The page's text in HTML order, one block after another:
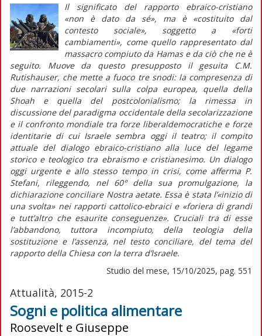
Il significato del rapporto ebraico-cristiano
«non è dato da sé», ma è «costituito dal
contesto sociale», soggetto a «forti
cambiamenti», come quello rappresentato dal
massacro compiuto da Hamas e da ciò che ne è
seguito. Muove da questo presupposto il gesuita C.M.
Rutishauser, che mette a fuoco tre snodi: la compresenza di
due narrazioni secolari sulla colpa europea, quella della
Shoah e quella del postcolonialismo; la rimessa in
discussione del paradigma occidentale della secolarizzazione
e il confronto mondiale tra forze liberaldemocratiche e forze
identitarie di cui Israele sembra oggi il teatro; il compito
attuale del dialogo ebraico-cristiano alla luce del legame
storico e teologico tra ebraismo e cristianesimo. Un dialogo
oggi urgente e allo stesso tempo in crisi, come afferma P.
Stefani, rileggendo, nel 60° della sua promulgazione, la
dichiarazione conciliare Nostra aetate. Essa è stata l’«inizio di
una svolta» nei rapporti cattolico-ebraici e «foriera di grandi
e tutt’altro che esaurite conseguenze». Cruciali tra di esse
l’abbandono, tuttora incompiuto, della teologia della
sostituzione e l’assenza, nel testo conciliare, del tema del
rapporto della Chiesa con la terra d’Israele.
Studio del mese, 15/10/2025, pag. 551
Attualità, 2015-2
Sogni e politica alimentare
Roosevelt e Giuseppe